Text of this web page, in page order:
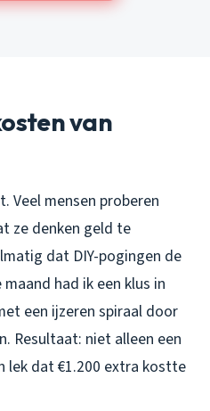
van
Veel mensen proberen
ze denken geld te
dat DIY-pogingen de
had ik een klus in
een ijzeren spiraal door
Resultaat: niet alleen een
lek dat €1.200 extra kostte